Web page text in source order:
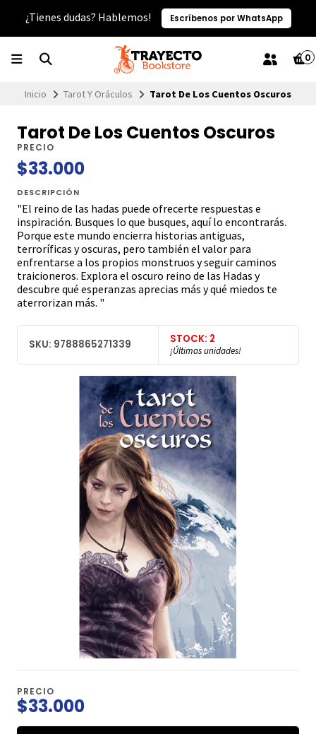
¿Tienes dudas? Hablemos! Escríbenos por WhatsApp
0
Inicio Tarot Y Oráculos Tarot De Los Cuentos Oscuros
Tarot De Los Cuentos Oscuros
PRECIO
$33.000
DESCRIPCIÓN
"El reino de las hadas puede ofrecerte respuestas e
inspiración. Busques lo que busques, aquí lo encontrarás.
Porque este mundo encierra historias antiguas,
terroríficas y oscuras, pero también el valor para
enfrentarse a los propios monstruos y seguir caminos
traicioneros. Explora el oscuro reino de las Hadas y
descubre qué esperanzas aprecias más y qué miedos te
aterrorizan más. "
SKU: 9788865271339 STOCK: 2
¡Últimas unidades!
PRECIO
$33.000